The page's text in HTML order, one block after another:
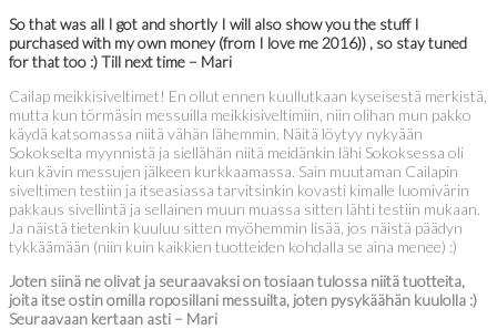
So that was all I got and shortly I will also show you the stuff I
purchased with my own money (from I love me 2016)) , so stay tuned
for that too :) Till next time – Mari
Cailap meikkisiveltimet! En ollut ennen kuullutkaan kyseisestä merkistä,
mutta kun törmäsin messuilla meikkisiveltimiin, niin olihan mun pakko
käydä katsomassa niitä vähän lähemmin. Näitä löytyy nykyään
Sokokselta myynnistä ja siellähän niitä meidänkin lähi Sokoksessa oli
kun kävin messujen jälkeen kurkkaamassa. Sain muutaman Cailapin
siveltimen testiin ja itseasiassa tarvitsinkin kovasti kimalle luomivärin
pakkaus sivellintä ja sellainen muun muassa sitten lähti testiin mukaan.
Ja näistä tietenkin kuuluu sitten myöhemmin lisää, jos näistä päädyn
tykkäämään (niin kuin kaikkien tuotteiden kohdalla se aina menee) :)
Joten siinä ne olivat ja seuraavaksi on tosiaan tulossa niitä tuotteita,
joita itse ostin omilla roposillani messuilta, joten pysykäähän kuulolla :)
Seuraavaan kertaan asti – Mari